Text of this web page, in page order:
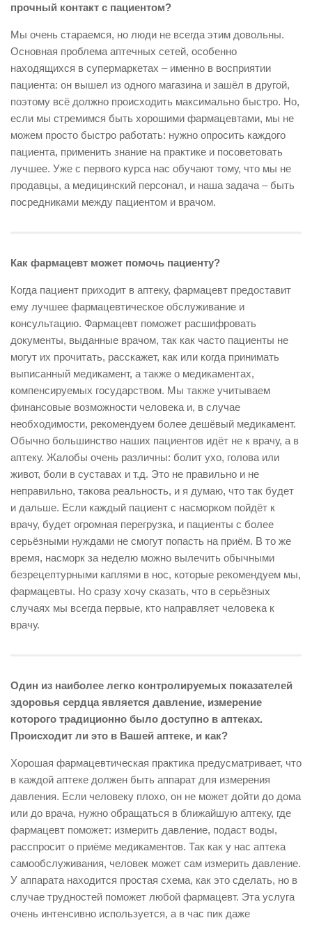
прочный контакт с пациентом?
Мы очень стараемся, но люди не всегда этим довольны.
Основная проблема аптечных сетей, особенно
находящихся в супермаркетах – именно в восприятии
пациента: он вышел из одного магазина и зашёл в другой,
поэтому всё должно происходить максимально быстро. Но,
если мы стремимся быть хорошими фармацевтами, мы не
можем просто быстро работать: нужно опросить каждого
пациента, применить знание на практике и посоветовать
лучшее. Уже с первого курса нас обучают тому, что мы не
продавцы, а медицинский персонал, и наша задача – быть
посредниками между пациентом и врачом.
Как фармацевт может помочь пациенту?
Когда пациент приходит в аптеку, фармацевт предоставит
ему лучшее фармацевтическое обслуживание и
консультацию. Фармацевт поможет расшифровать
документы, выданные врачом, так как часто пациенты не
могут их прочитать, расскажет, как или когда принимать
выписанный медикамент, а также о медикаментах,
компенсируемых государством. Мы также учитываем
финансовые возможности человека и, в случае
необходимости, рекомендуем более дешёвый медикамент.
Обычно большинство наших пациентов идёт не к врачу, а в
аптеку. Жалобы очень различны: болит ухо, голова или
живот, боли в суставах и т.д. Это не правильно и не
неправильно, такова реальность, и я думаю, что так будет
и дальше. Если каждый пациент с насморком пойдёт к
врачу, будет огромная перегрузка, и пациенты с более
серьёзными нуждами не смогут попасть на приём. В то же
время, насморк за неделю можно вылечить обычными
безрецептурными каплями в нос, которые рекомендуем мы,
фармацевты. Но сразу хочу сказать, что в серьёзных
случаях мы всегда первые, кто направляет человека к
врачу.
Один из наиболее легко контролируемых показателей
здоровья сердца является давление, измерение
которого традиционно было доступно в аптеках.
Происходит ли это в Вашей аптеке, и как?
Хорошая фармацевтическая практика предусматривает, что
в каждой аптеке должен быть аппарат для измерения
давления. Если человеку плохо, он не может дойти до дома
или до врача, нужно обращаться в ближайшую аптеку, где
фармацевт поможет: измерить давление, подаст воды,
расспросит о приёме медикаментов. Так как у нас аптека
самообслуживания, человек может сам измерить давление.
У аппарата находится простая схема, как это сделать, но в
случае трудностей поможет любой фармацевт. Эта услуга
очень интенсивно используется, а в час пик даже